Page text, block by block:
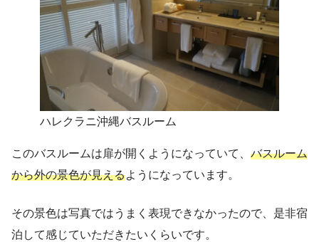
ハレクラニ沖縄バスルーム
このバスルームは扉が開くようになっていて、 バスルーム
から外の景色が見えるようになっています。
その景色は写真ではうまく表現できなかったので、是非宿
泊して感じていただきたいくらいです。